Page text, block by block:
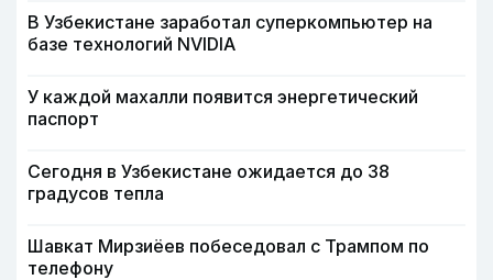
В Узбекистане заработал суперкомпьютер на
базе технологий NVIDIA
У каждой махалли появится энергетический
паспорт
Сегодня в Узбекистане ожидается до 38
градусов тепла
Шавкат Мирзиёев побеседовал с Трампом по
телефону